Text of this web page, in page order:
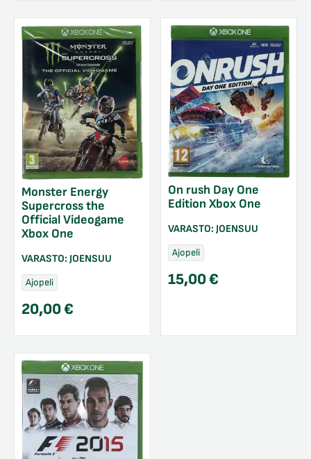
Monster Energy
Supercross the
Official Videogame
Xbox One
VARASTO: JOENSUU
Ajopeli
20,00€
On rush Day One
Edition Xbox One
VARASTO: JOENSUU
Ajopeli
15,00€